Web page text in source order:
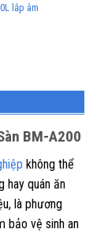
lắp âm
BM-A200
không thể
hay quán ăn
là phương
bảo vệ sinh an